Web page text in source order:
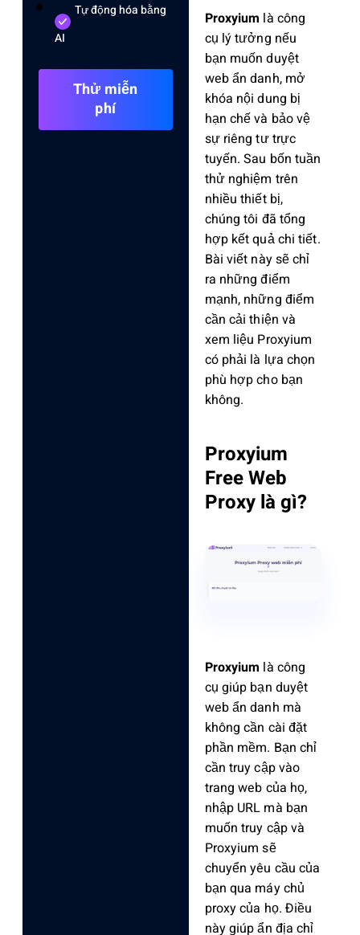
Tự động hóa bằng
AI
Thử miễn
phí
Proxyium là công
cụ lý tưởng nếu
bạn muốn duyệt
web ẩn danh, mở
khóa nội dung bị
hạn chế và bảo vệ
sự riêng tư trực
tuyến. Sau bốn tuần
thử nghiệm trên
nhiều thiết bị,
chúng tôi đã tổng
hợp kết quả chi tiết.
Bài viết này sẽ chỉ
ra những điểm
mạnh, những điểm
cần cải thiện và
xem liệu Proxyium
có phải là lựa chọn
phù hợp cho bạn
không.
Proxyium
Free Web
Proxy là gì?
Proxyium là công
cụ giúp bạn duyệt
web ẩn danh mà
không cần cài đặt
phần mềm. Bạn chỉ
cần truy cập vào
trang web của họ,
nhập URL mà bạn
muốn truy cập và
Proxyium sẽ
chuyển yêu cầu của
bạn qua máy chủ
proxy của họ. Điều
này giúp ẩn địa chỉ